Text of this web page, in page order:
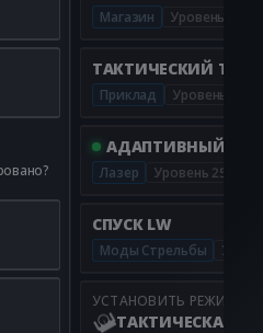
Магазин Уровень 37
ТАКТИЧЕСКИЙ
Приклад Уровень 2
АДАПТИВНЫЙ
Лазер Уровень 25
СПУСК LW
Моды Стрельбы
УСТАНОВИТЬ РЕЖИМ
ТАКТИЧЕСКАЯ